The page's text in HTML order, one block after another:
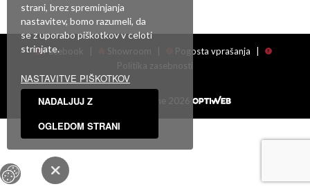
Facebook Showroom Pogosta vprašanja
Politika zasebnosti
Vse pravice pridržane 2026
strani, brez spreminjanja
nastavitev, bomo razumeli, da
se z uporabo piškotkov v celoti
strinjate.
NASTAVITVE PIŠKOTKOV
NADALJUJ Z
OGLEDOM STRANI